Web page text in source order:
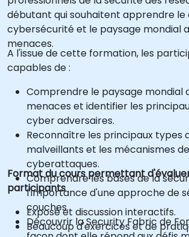
débutant qui souhaitent apprendre
cybersécurité et le paysage mondial
menaces.
A l'issue de cette formation, les
capables de :
Comprendre le paysage mondial
menaces et identifier les
cyber adversaires.
Reconnaître les principaux types
malveillants et les mécanismes
cyberattaques.
Comprendre les bases de la
l'importance d'une approche de
couches.
Découvrir la Security Fabric de
Format du cours permettant
participants
Exposé et discussion interactifs.
Beaucoup d'exercices et de